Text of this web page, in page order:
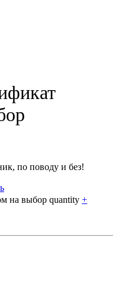
по поводу и без!
на выбор quantity +